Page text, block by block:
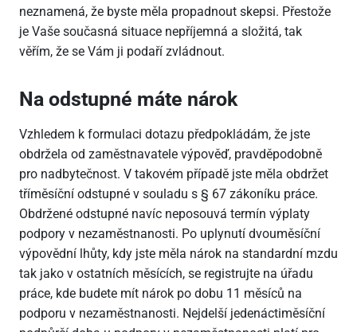
neznamená, že byste měla propadnout skepsi. Přestože
je Vaše současná situace nepříjemná a složitá, tak
věřím, že se Vám ji podaří zvládnout.
Na odstupné máte nárok
Vzhledem k formulaci dotazu předpokládám, že jste
obdržela od zaměstnavatele výpověď, pravděpodobně
pro nadbytečnost. V takovém případě jste měla obdržet
tříměsíční odstupné v souladu s § 67 zákoníku práce.
Obdržené odstupné navíc neposouvá termín výplaty
podpory v nezaměstnanosti. Po uplynutí dvouměsíční
výpovědní lhůty, kdy jste měla nárok na standardní mzdu
tak jako v ostatních měsících, se registrujte na úřadu
práce, kde budete mít nárok po dobu 11 měsíců na
podporu v nezaměstnanosti. Nejdelší jedenáctiměsíční